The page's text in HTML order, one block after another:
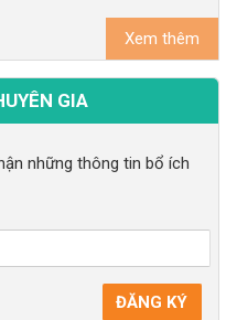
Xem thêm
GIA
những thông tin bổ ích